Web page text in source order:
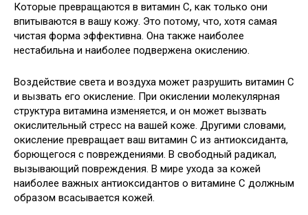
Которые превращаются в витамин C, как только они
впитываются в вашу кожу. Это потому, что, хотя самая
чистая форма эффективна. Она также наиболее
нестабильна и наиболее подвержена окислению.
Воздействие света и воздуха может разрушить витамин С
и вызвать его окисление. При окислении молекулярная
структура витамина изменяется, и он может вызвать
окислительный стресс на вашей коже. Другими словами,
окисление превращает ваш витамин С из антиоксиданта,
борющегося с повреждениями. В свободный радикал,
вызывающий повреждения. В мире ухода за кожей
наиболее важных антиоксидантов о витамине С должным
образом всасывается кожей.